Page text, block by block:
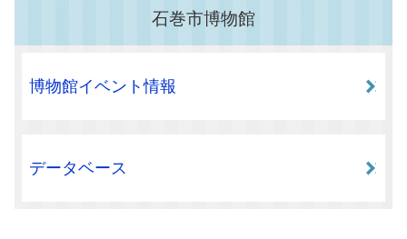
石巻市博物館
博物館イベント情報
データベース